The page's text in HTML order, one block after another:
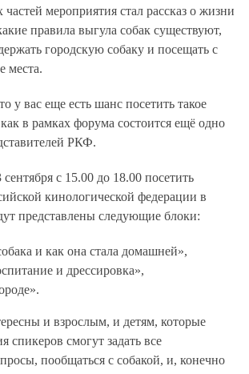
мероприятия стал рассказ о жизни
правила выгула собак существуют,
городскую собаку и посещать с
места.
у вас еще есть шанс посетить такое
в рамках форума состоится ещё одно
РКФ.
сентября с 15.00 до 18.00 посетить
кинологической федерации в
представлены следующие блоки:
и как она стала домашней»,
и дрессировка»,
и взрослым, и детям, которые
спикеров смогут задать все
пообщаться с собакой, и, конечно